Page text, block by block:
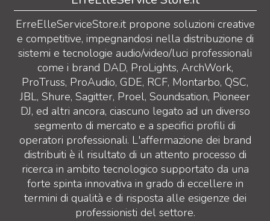
ErreElleServiceStore.it propone soluzioni creative
e competitive, impegnandosi nella distribuzione di
sistemi e tecnologie audio/video/luci professionali
come i brand DAD, ProLights, ArchWork,
ProTruss, ProAudio, GDE, RCF, Montarbo, QSC,
JBL, Shure, Sagitter, Proel, Soundsation, Pioneer
DJ, ed altri ancora, ciascuno legato ad un diverso
segmento di mercato e a specifici profili di
operatori professionali. L'affermazione dei brand
distribuiti è il risultato di un attento processo di
ricerca in ambito tecnologico supportato da una
forte spinta innovativa in grado di eccellere in
termini di qualità e di risposta alle esigenze dei
professionisti del settore.